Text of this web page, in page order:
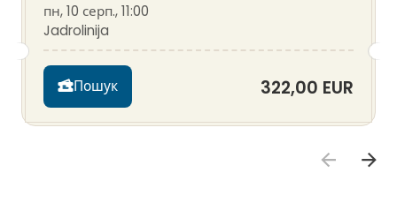
пн, 10 серп., 11:00
Jadrolinija
Пошук 322,00 EUR